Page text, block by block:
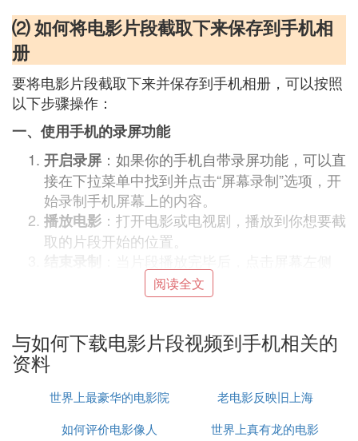
⑵ 如何将电影片段截取下来保存到手机相
册
要将电影片段截取下来并保存到手机相册，可以按照
以下步骤操作：
一、使用手机的录屏功能
开启录屏 ：如果你的手机自带录屏功能，可以直
接在下拉菜单中找到并点击“屏幕录制”选项，开
始录制手机屏幕上的内容。
播放电影 ：打开电影或电视剧，播放到你想要截
取的片段开始的位置。
的“结束”按钮来停止录制。
：录制完成后，你可以通过手机的“图
二、使用视频播放APP的录制功能
打开APP
以选择一个支持屏幕录制的视频播放APP。
寻找录制选项：在APP中播放电影或电视剧，找
阅读全文
与如何下载电影片段视频到手机相关的
资料
世界上最豪华的电影院
排名
老电影反映旧上海
如何评价电影像人
世界上真有龙的电影